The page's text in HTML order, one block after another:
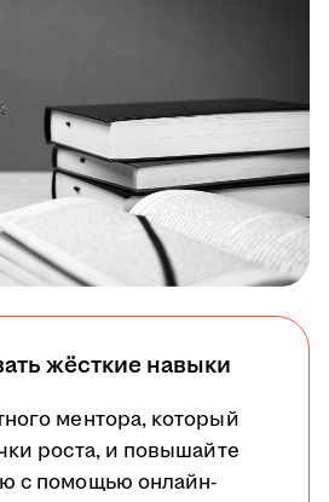
жёсткие навыки
ментора, который
роста, и повышайте
с помощью онлайн-